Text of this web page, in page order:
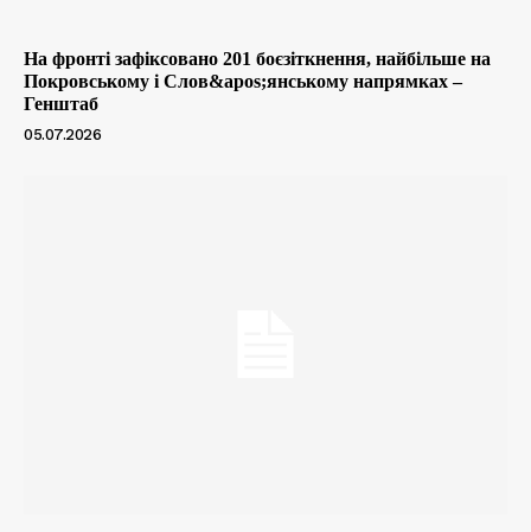
На фронті зафіксовано 201 боєзіткнення, найбільше на
Покровському і Слов&apos;янському напрямках –
Генштаб
05.07.2026